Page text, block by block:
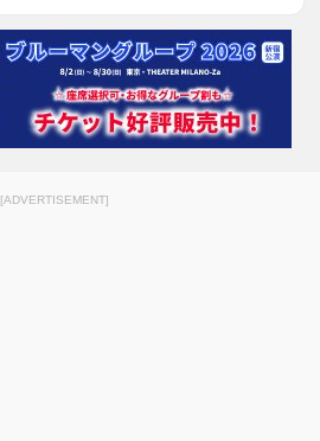
[ADVERTISEMENT]